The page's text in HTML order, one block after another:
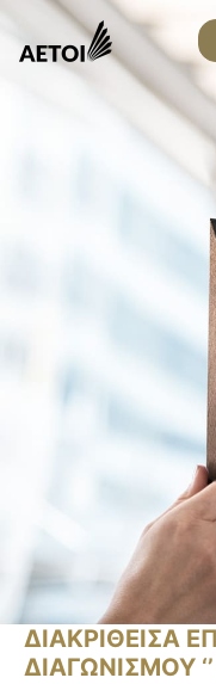
ΔΙΑΚΡΙΘΕΙΣΑ
ΔΙΑΓΩΝΙΣΜΟΥ ‘’